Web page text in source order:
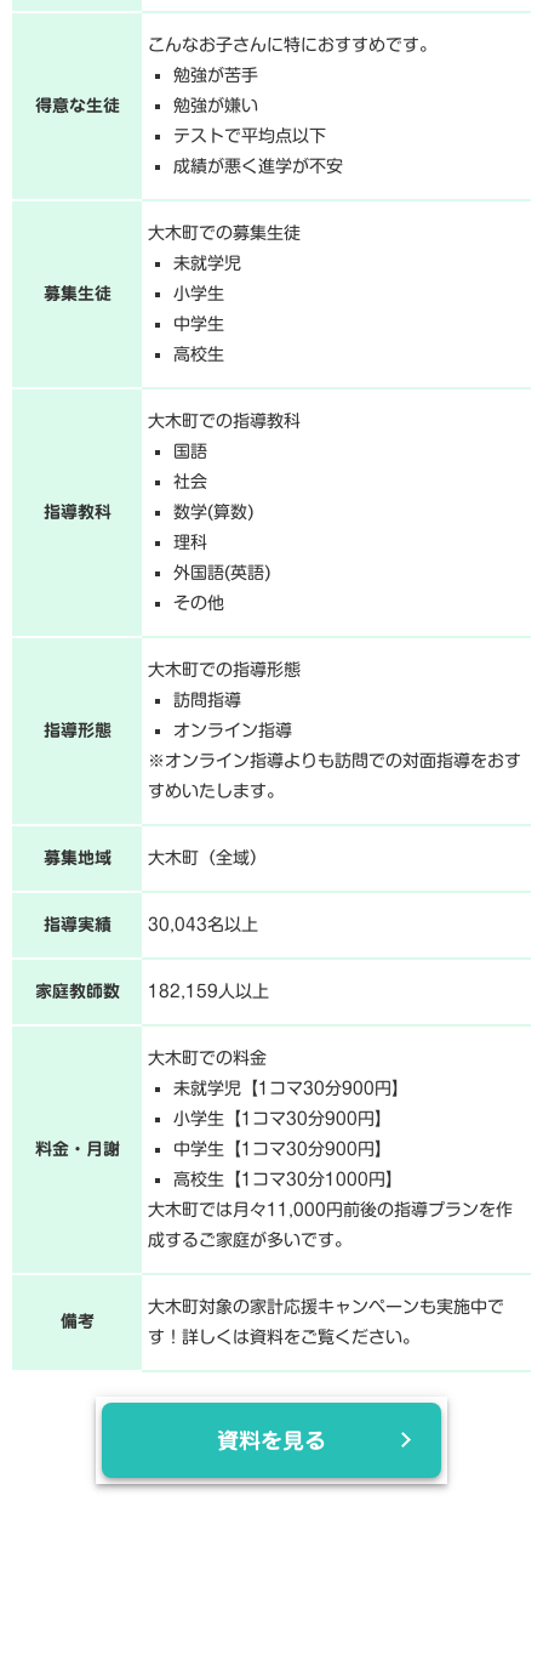
得意な生徒
こんなお子さんに特におすすめです。
勉強が苦手
勉強が嫌い
テストで平均点以下
成績が悪く進学が不安
募集生徒
大木町での募集生徒
未就学児
小学生
中学生
高校生
指導教科
大木町での指導教科
国語
社会
数学(算数)
理科
外国語(英語)
その他
指導形態
大木町での指導形態
訪問指導
オンライン指導
※オンライン指導よりも訪問での対面指導をおす
すめいたします。
募集地域 大木町（全域）
指導実績 30,043名以上
家庭教師数 182,159人以上
料金・月謝
大木町での料金
未就学児【1コマ30分900円】
小学生【1コマ30分900円】
中学生【1コマ30分900円】
高校生【1コマ30分1000円】
大木町では月々11,000円前後の指導プランを作
成するご家庭が多いです。
備考
大木町対象の家計応援キャンペーンも実施中で
す！詳しくは資料をご覧ください。
資料を見る